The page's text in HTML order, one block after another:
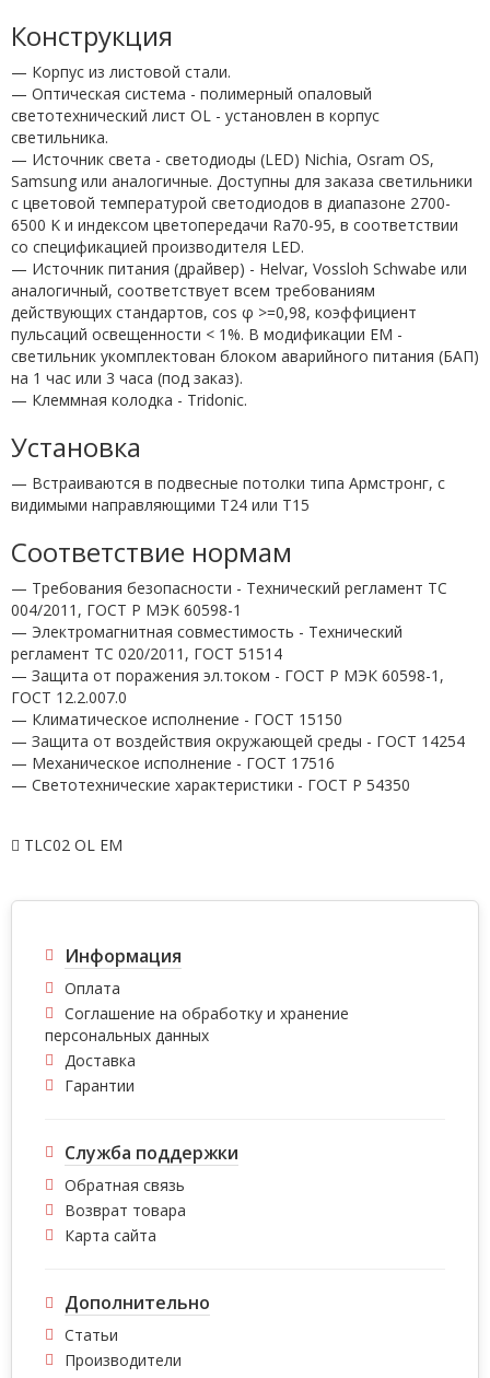
Конструкция
— Корпус из листовой стали.
— Оптическая система - полимерный опаловый
светотехнический лист OL - установлен в корпус
светильника.
— Источник света - светодиоды (LED) Nichia, Osram OS,
Samsung или аналогичные. Доступны для заказа светильники
с цветовой температурой светодиодов в диапазоне 2700-
6500 K и индексом цветопередачи Ra70-95, в соответствии
со спецификацией производителя LED.
— Источник питания (драйвер) - Helvar, Vossloh Schwabe или
аналогичный, соответствует всем требованиям
действующих стандартов, cos φ >=0,98, коэффициент
пульсаций освещенности < 1%. В модификации EM -
светильник укомплектован блоком аварийного питания (БАП)
на 1 час или 3 часа (под заказ).
— Клеммная колодка - Tridonic.
Установка
— Встраиваются в подвесные потолки типа Армстронг, с
видимыми направляющими T24 или T15
Соответствие нормам
— Требования безопасности - Технический регламент ТС
004/2011, ГОСТ Р МЭК 60598-1
— Электромагнитная совместимость - Технический
регламент ТС 020/2011, ГОСТ 51514
— Защита от поражения эл.током - ГОСТ Р МЭК 60598-1,
ГОСТ 12.2.007.0
— Климатическое исполнение - ГОСТ 15150
— Защита от воздействия окружающей среды - ГОСТ 14254
— Механическое исполнение - ГОСТ 17516
— Светотехнические характеристики - ГОСТ P 54350
TLC02 OL EM
Информация
Оплата
Соглашение на обработку и хранение
персональных данных
Доставка
Гарантии
Служба поддержки
Обратная связь
Возврат товара
Карта сайта
Дополнительно
Статьи
Производители